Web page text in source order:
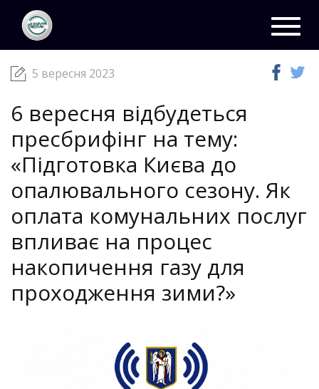
ЦКС
5 вересня 2023
6 вересня відбудеться
пресбрифінг на тему:
«Підготовка Києва до
опалювального сезону. Як
оплата комунальних послуг
впливає на процес
накопичення газу для
проходження зими?»